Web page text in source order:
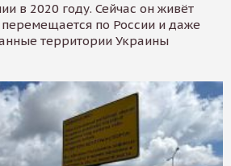
в 2020 году. Сейчас он живёт
по России и даже
территории Украины